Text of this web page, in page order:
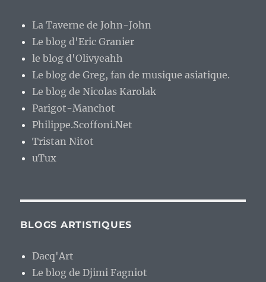
La Taverne de John-John
Le blog d'Eric Granier
le blog d'Olivyeahh
Le blog de Greg, fan de musique asiatique.
Le blog de Nicolas Karolak
Parigot-Manchot
Philippe.Scoffoni.Net
Tristan Nitot
uTux
BLOGS ARTISTIQUES
Dacq'Art
Le blog de Djimi Fagniot